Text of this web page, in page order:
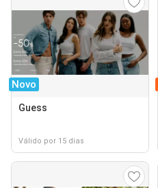
Novo
Guess
Válido por 15 dias